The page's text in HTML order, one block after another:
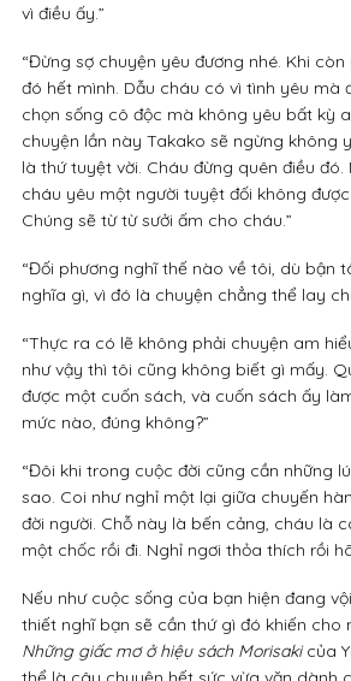
vì điều ấy.”
“Đừng sợ chuyện yêu đương nhé. Khi
đó hết mình. Dẫu cháu có vì tình yêu mà
chọn sống cô độc mà không yêu bất kỳ
chuyện lần này Takako sẽ ngừng không
là thứ tuyệt vời. Cháu đừng quên điều đó.
cháu yêu một người tuyệt đối không
Chúng sẽ từ từ sưởi ấm cho cháu.”
“Đối phương nghĩ thế nào về tôi, dù bận
nghĩa gì, vì đó là chuyện chẳng thể lay
“Thực ra có lẽ không phải chuyện am
như vậy thì tôi cũng không biết gì mấy.
được một cuốn sách, và cuốn sách ấy
mức nào, đúng không?”
“Đôi khi trong cuộc đời cũng cần những
sao. Coi như nghỉ một lại giữa chuyến
đời người. Chỗ này là bến cảng, cháu là
một chốc rồi đi. Nghỉ ngơi thỏa thích rồi
Nếu như cuộc sống của bạn hiện đang
thiết nghĩ bạn sẽ cần thứ gì đó khiến cho
Những giấc mơ ở hiệu sách Morisakicủa